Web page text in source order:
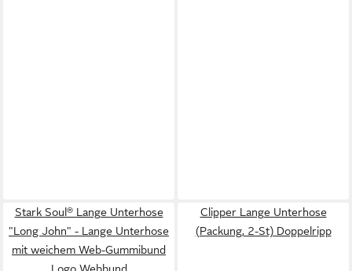
Stark Soul® Lange Unterhose
"Long John" - Lange Unterhose
mit weichem Web-Gummibund
Logo Webbund
Clipper Lange Unterhose
(Packung, 2-St) Doppelripp